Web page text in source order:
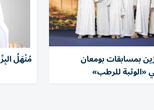
بمسابقات بومعان
«الوثبة للرطب»
مُنْهَلُ البِرِّ